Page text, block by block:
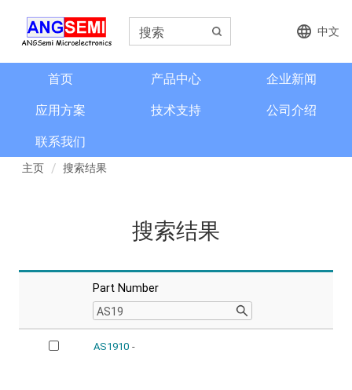
中文
首页 产品中心
企业新闻
应用方案
技术支持
公司介绍
联系我们
主页 搜索结果
搜索结果
Part Number
AS1910 -